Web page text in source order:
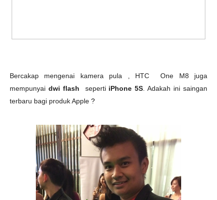
Bercakap mengenai kamera pula , HTC
One M8 juga
mempunyai dwi flash seperti iPhone 5S . Adakah ini saingan
terbaru bagi produk Apple ?